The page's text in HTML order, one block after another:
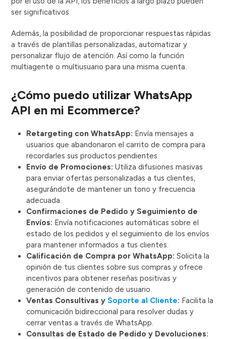
ser significativos.
Además, la posibilidad de proporcionar respuestas rápidas
a través de plantillas personalizadas, automatizar y
personalizar flujo de atención. Así como la función
multiagente o multiusuario para una misma cuenta.
¿Cómo puedo utilizar WhatsApp
API en mi Ecommerce?
Retargeting con WhatsApp: Envía mensajes a
usuarios que abandonaron el carrito de compra para
recordarles sus productos pendientes.
Envío de Promociones: Utiliza difusiones masivas
para enviar ofertas personalizadas a tus clientes,
asegurándote de mantener un tono y frecuencia
adecuada.
Confirmaciones de Pedido y Seguimiento de
Envíos: Envía notificaciones automáticas sobre el
estado de los pedidos y el seguimiento de los envíos
para mantener informados a tus clientes.
Calificación de Compra por WhatsApp: Solicita la
opinión de tus clientes sobre sus compras y ofrece
incentivos para obtener reseñas positivas y
generación de contenido de usuario.
Ventas Consultivas ySoporte al Cliente: Facilita la
comunicación bidireccional para resolver dudas y
cerrar ventas a través de WhatsApp.
Consultas de Estado de Pedido y Devoluciones: